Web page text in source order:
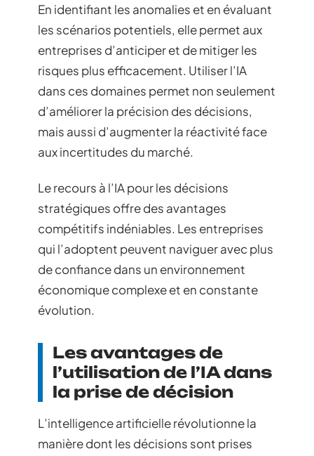
En identifiant les anomalies et en évaluant
les scénarios potentiels, elle permet aux
entreprises d’anticiper et de mitiger les
risques plus efficacement. Utiliser l’IA
dans ces domaines permet non seulement
d’améliorer la précision des décisions,
mais aussi d’augmenter la réactivité face
aux incertitudes du marché.
Le recours à l’IA pour les décisions
stratégiques offre des avantages
compétitifs indéniables. Les entreprises
qui l’adoptent peuvent naviguer avec plus
de confiance dans un environnement
économique complexe et en constante
évolution.
Les avantages de
l’utilisation de l’IA dans
la prise de décision
L’intelligence artificielle révolutionne la
manière dont les décisions sont prises